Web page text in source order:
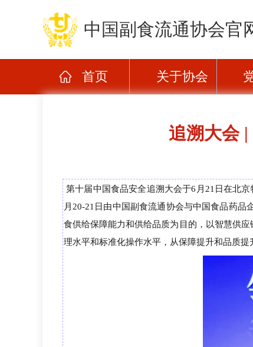
中国副食流通协会官
首页 关于协会
追溯大会
第十届中国食品安全追溯大会于6月21日在北京
月20-21日 由中国副食流通协会与中国食品药品
食供给保障能力和供给品质为目的，以智慧供
理水平和标准化操作水平，从保障提升和品质提